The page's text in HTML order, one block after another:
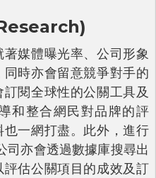
媒體曝光率、公司形象
時亦會留意競爭對手的
閱全球性的公關工具及
和整合網民對品牌的評
一網打盡。此外，進行
亦會透過數據庫搜尋出
估公關項目的成效及訂